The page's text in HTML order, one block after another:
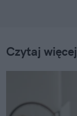
Czytaj więcej